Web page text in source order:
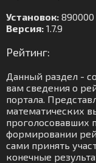
Установок: 890000
Версия: 1.7.9
Рейтинг:
Данный раздел -
вам сведения о
портала.
математических
проголосовавших
формировании
сами принять
конечные